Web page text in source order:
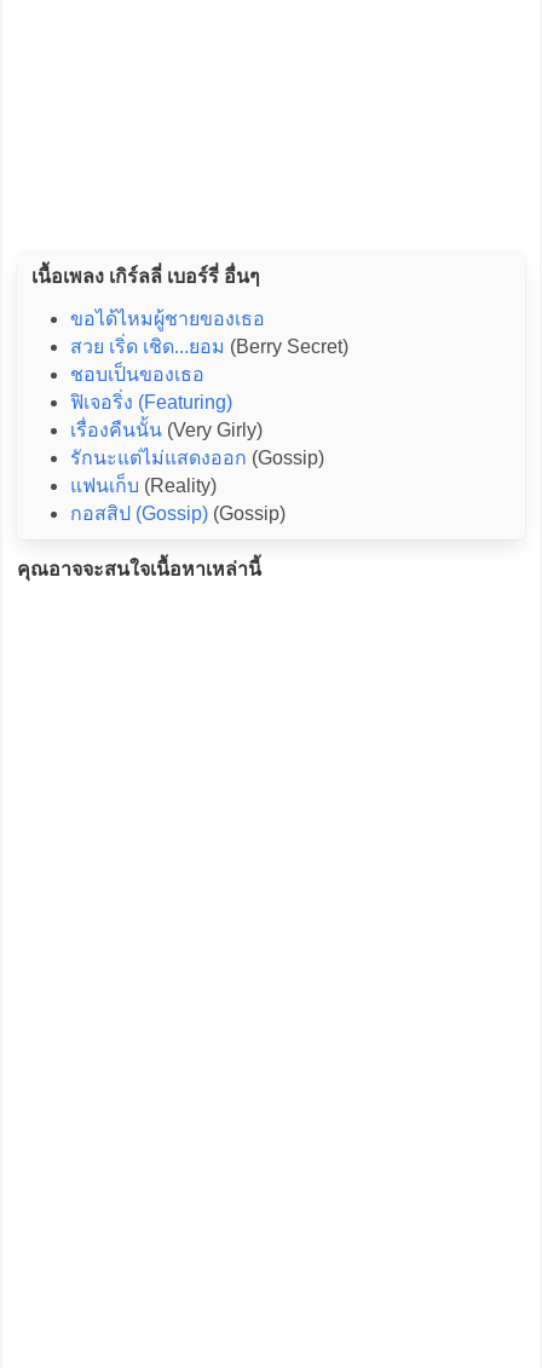
เนื้อเพลง เกิร์ลลี่ เบอร์รี่ อื่นๆ
ขอได้ไหมผู้ชายของเธอ
สวย เริ่ด เชิด...ยอม (Berry Secret)
ชอบเป็นของเธอ
ฟิเจอริ่ง (Featuring)
เรื่องคืนนั้น(Very Girly)
รักนะแต่ไม่แสดงออก (Gossip)
แฟนเก็บ (Reality)
กอสสิป (Gossip)(Gossip)
คุณอาจจะสนใจเนื้อหาเหล่านี้